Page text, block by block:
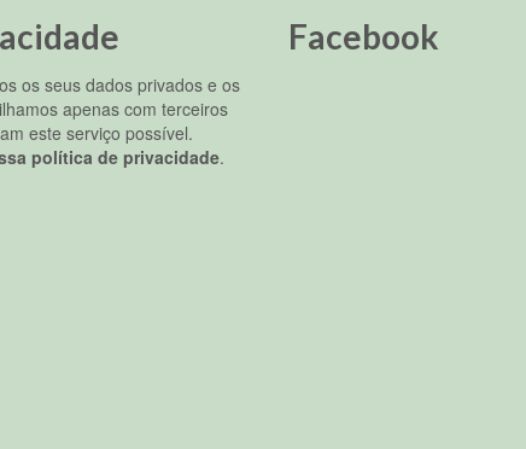
os seus dados privados e os
apenas com terceiros
este serviço possível.
política de privacidade.
Facebook